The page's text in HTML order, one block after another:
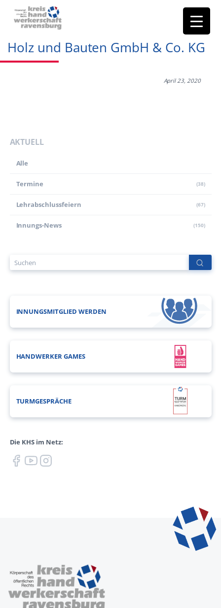
Holz und Bauten GmbH & Co. KG
April 23, 2020
AKTUELL
Alle
Termine (38)
Lehr­abschluss­feiern (67)
Innungs-News (150)
INNUNGSMITGLIED WERDEN
HANDWERKER GAMES
TURMGESPRÄCHE
Die KHS im Netz: